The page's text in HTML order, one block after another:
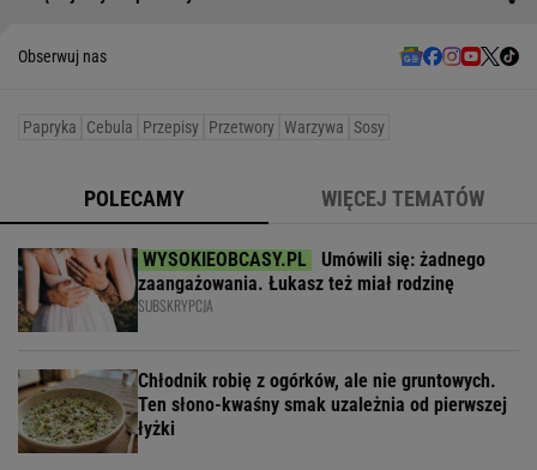
Obserwuj nas
Papryka Cebula Przepisy Przetwory Warzywa Sosy
POLECAMY WIĘCEJ TEMATÓW
Umówili się: żadnego
zaangażowania. Łukasz też miał rodzinę
SUBSKRYPCJA
Chłodnik robię z ogórków, ale nie gruntowych.
Ten słono-kwaśny smak uzależnia od pierwszej
łyżki